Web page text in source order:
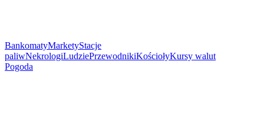
BankomatyMarketyStacje
paliwNekrologiLudziePrzewodnikiKościołyKursy walut
Pogoda